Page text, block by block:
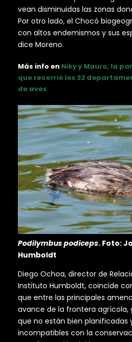
vean disminuidas las zonas
Por otro lado, el Chocó
con altos endemismos y sus
dice Moreno.
Más info en Niky y Mauro, la
que recorrió los 32
de aves
Podilymbus podiceps. Foto:
Humboldt
Diego Ochoa, director de
Instituto Humboldt, coincide
que entre las principales
avance de la frontera agrícola,
que no están bien planificadas
incompatibles con la